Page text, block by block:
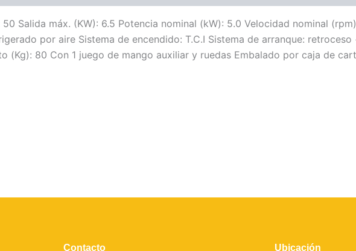
Salida máx. (KW): 6.5 Potencia nominal (kW): 5.0 Velocidad nominal
por aire Sistema de encendido: T.C.I Sistema de arranque:
(Kg): 80 Con 1 juego de mango auxiliar y ruedas Embalado por caja de
Contacto Ubicación